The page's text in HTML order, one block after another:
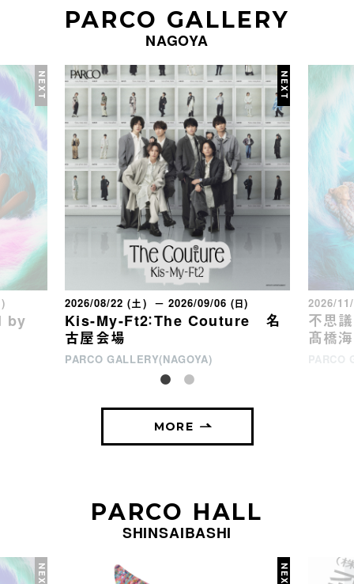
PARCO GALLERY
NAGOYA
by
2026/08/22 (土) － 2026/09/06 (日)
Kis-My-Ft2：The Couture 名
古屋会場
PARCO GALLERY(NAGOYA)
2026/
不思
髙橋
MORE
PARCO HALL
SHINSAIBASHI